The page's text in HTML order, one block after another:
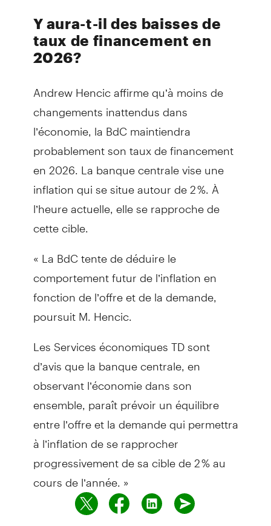
Y aura-t-il des baisses de
taux de financement en
2026?
Andrew Hencic affirme qu’à moins de
changements inattendus dans
l’économie, la BdC maintiendra
probablement son taux de financement
en 2026. La banque centrale vise une
inflation qui se situe autour de 2 %. À
l’heure actuelle, elle se rapproche de
cette cible.
« La BdC tente de déduire le
comportement futur de l’inflation en
fonction de l’offre et de la demande,
poursuit M. Hencic.
Les Services économiques TD sont
d’avis que la banque centrale, en
observant l’économie dans son
ensemble, paraît prévoir un équilibre
entre l’offre et la demande qui permettra
à l’inflation de se rapprocher
progressivement de sa cible de 2 % au
cours de l’année. »